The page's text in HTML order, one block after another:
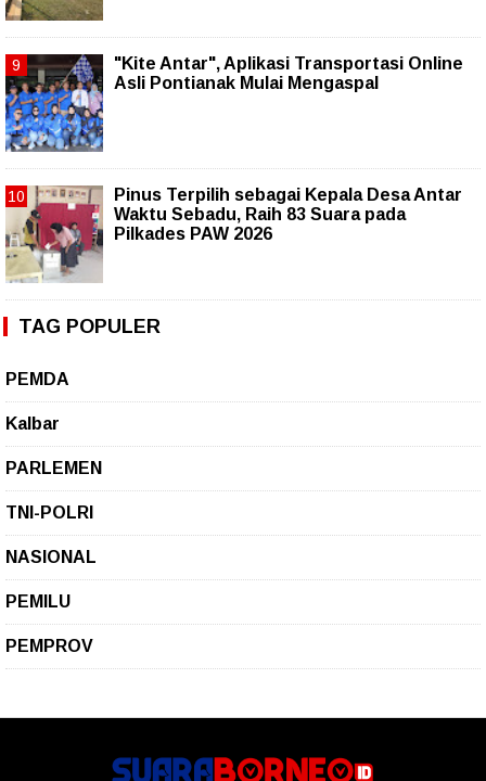
"Kite Antar", Aplikasi Transportasi Online
Asli Pontianak Mulai Mengaspal
Pinus Terpilih sebagai Kepala Desa Antar
Waktu Sebadu, Raih 83 Suara pada
Pilkades PAW 2026
TAG POPULER
PEMDA
Kalbar
PARLEMEN
TNI-POLRI
NASIONAL
PEMILU
PEMPROV